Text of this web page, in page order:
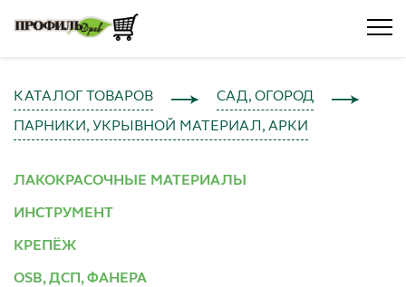
КАТАЛОГ ТОВАРОВ САД, ОГОРОД
ПАРНИКИ, УКРЫВНОЙ МАТЕРИАЛ, АРКИ
ЛАКОКРАСОЧНЫЕ МАТЕРИАЛЫ
ИНСТРУМЕНТ
КРЕПЁЖ
OSB, ДСП, ФАНЕРА